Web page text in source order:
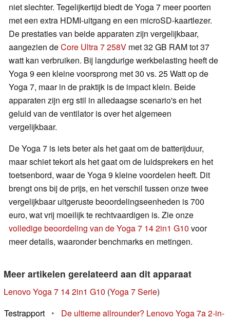
niet slechter. Tegelijkertijd biedt de Yoga 7 meer poorten
met een extra HDMI-uitgang en een microSD-kaartlezer.
De prestaties van beide apparaten zijn vergelijkbaar,
aangezien deCore Ultra 7 258V met 32 GB RAM tot 37
watt kan verbruiken. Bij langdurige werkbelasting heeft de
Yoga 9 een kleine voorsprong met 30 vs. 25 Watt op de
Yoga 7, maar in de praktijk is de impact klein. Beide
apparaten zijn erg stil in alledaagse scenario's en het
geluid van de ventilator is over het algemeen
vergelijkbaar.
De Yoga 7 is iets beter als het gaat om de batterijduur,
maar schiet tekort als het gaat om de luidsprekers en het
toetsenbord, waar de Yoga 9 kleine voordelen heeft. Dit
brengt ons bij de prijs, en het verschil tussen onze twee
vergelijkbaar uitgeruste beoordelingseenheden is 700
euro, wat vrij moeilijk te rechtvaardigen is. Zie onze
volledige beoordeling van de Yoga 7 14 2in1 G10 voor
meer details, waaronder benchmarks en metingen.
Meer artikelen gerelateerd aan dit apparaat
Lenovo Yoga 7 14 2in1 G10 (Yoga 7 Serie)
Testrapport
•
De ultieme allrounder? Lenovo Yoga 7a 2-in-